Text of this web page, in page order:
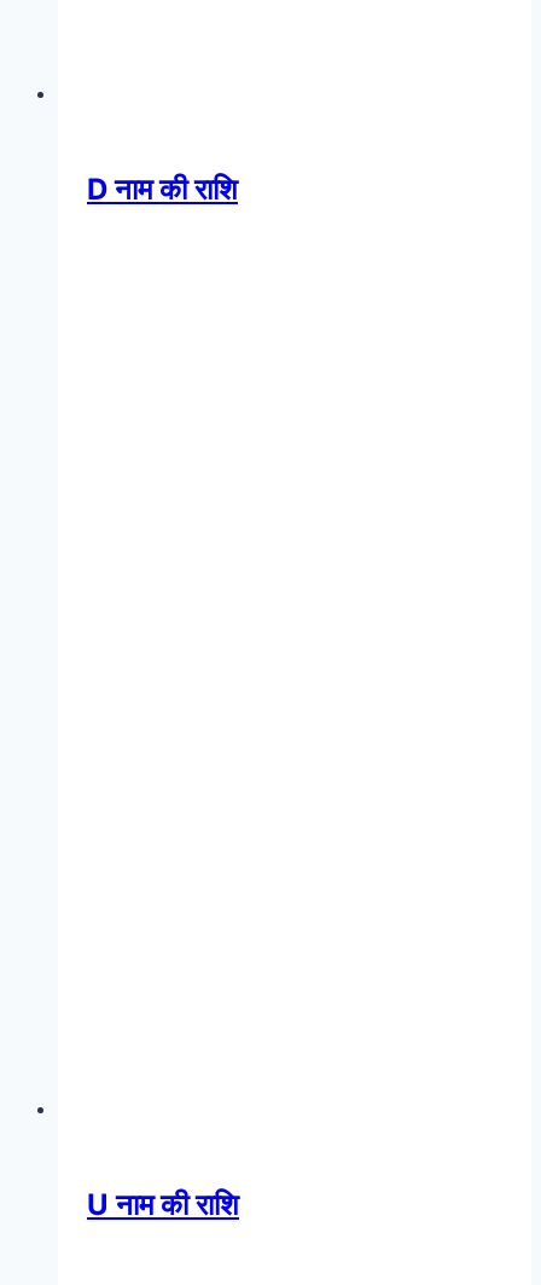
D नाम की राशि
U नाम की राशि